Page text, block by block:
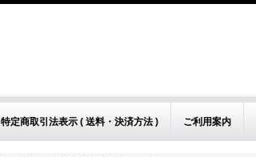
特定商取引法表示 ( 送料・決済方法 ) ご利用案内